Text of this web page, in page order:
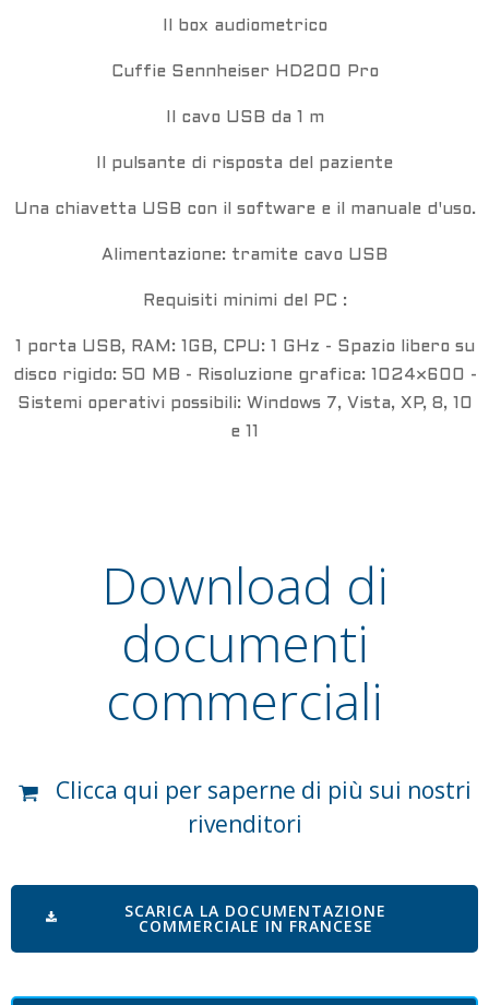
Il box audiometrico
Cuffie Sennheiser HD200 Pro
Il cavo USB da 1 m
Il pulsante di risposta del paziente
Una chiavetta USB con il software e il manuale d'uso.
Alimentazione: tramite cavo USB
Requisiti minimi del PC :
1 porta USB, RAM: 1GB, CPU: 1 GHz - Spazio libero su
disco rigido: 50 MB - Risoluzione grafica: 1024×600 -
Sistemi operativi possibili: Windows 7, Vista, XP, 8, 10
e 11
Download di
documenti
commerciali
SCARICA LA DOCUMENTAZIONE
COMMERCIALE IN FRANCESE
Clicca qui per saperne di più sui nostri
rivenditori